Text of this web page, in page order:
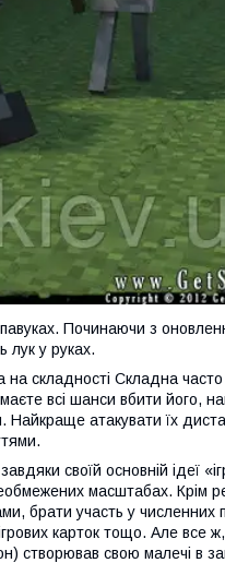
Починаючи з
лук у руках.
складності Складна
всі шанси вбити його,
Найкраще атакувати їх
своїй основній ідеї
масштабах. Крім
брати участь у численних
карток тощо. Але все
створював свою малечі в